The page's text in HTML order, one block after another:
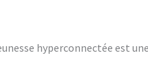
hyperconnectée est